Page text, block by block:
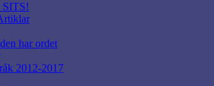
SITS!
har ordet
2012-2017